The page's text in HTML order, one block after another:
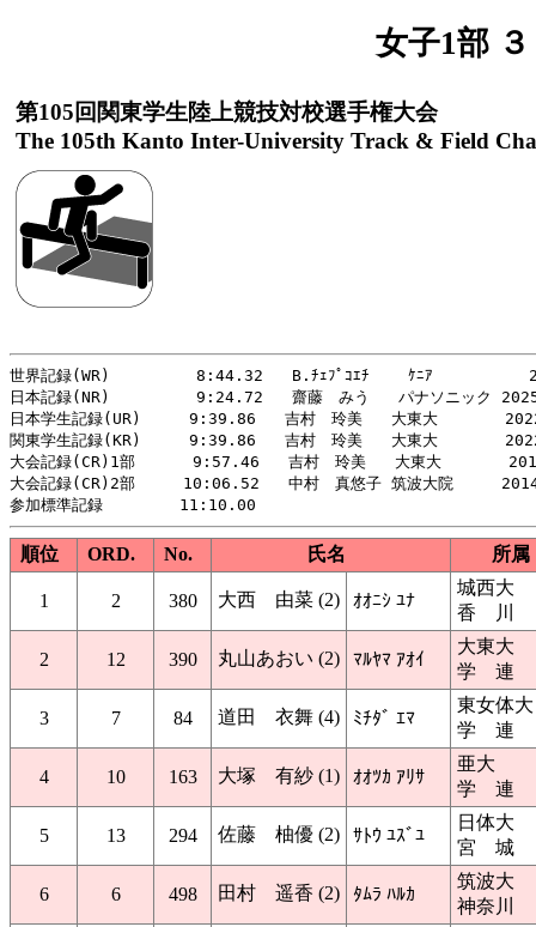
女子1部
第105回関東学生陸上競技対校選手権大会
The 105th Kanto Inter-University Track & Field
世界記録(WR)         8:44.32   B.ﾁｪﾌﾟｺｴﾁ    ｹﾆｱ
日本記録(NR)         9:24.72   齋藤　みう   パナソニック
日本学生記録(UR)     9:39.86   吉村　玲美   大東大
関東学生記録(KR)     9:39.86   吉村　玲美   大東大
大会記録(CR)1部      9:57.46   吉村　玲美   大東大
大会記録(CR)2部     10:06.52   中村　真悠子 筑波大院
順位 ORD. No. 氏名 所属
1 2 380 大西 由菜 (2) ｵｵﾆｼ ﾕﾅ
城西大
香 川
2 12 390 丸山あおい (2) ﾏﾙﾔﾏ ｱｵｲ
大東大
学 連
3 7 84 道田 衣舞 (4) ﾐﾁﾀﾞ ｴﾏ
東女体大
学 連
4 10 163 大塚 有紗 (1) ｵｵﾂｶ ｱﾘｻ
亜大
学 連
5 13 294 佐藤 柚優 (2) ｻﾄｳ ﾕｽﾞﾕ
日体大
宮 城
6 6 498 田村 遥香 (2) ﾀﾑﾗ ﾊﾙｶ
筑波大
神奈川